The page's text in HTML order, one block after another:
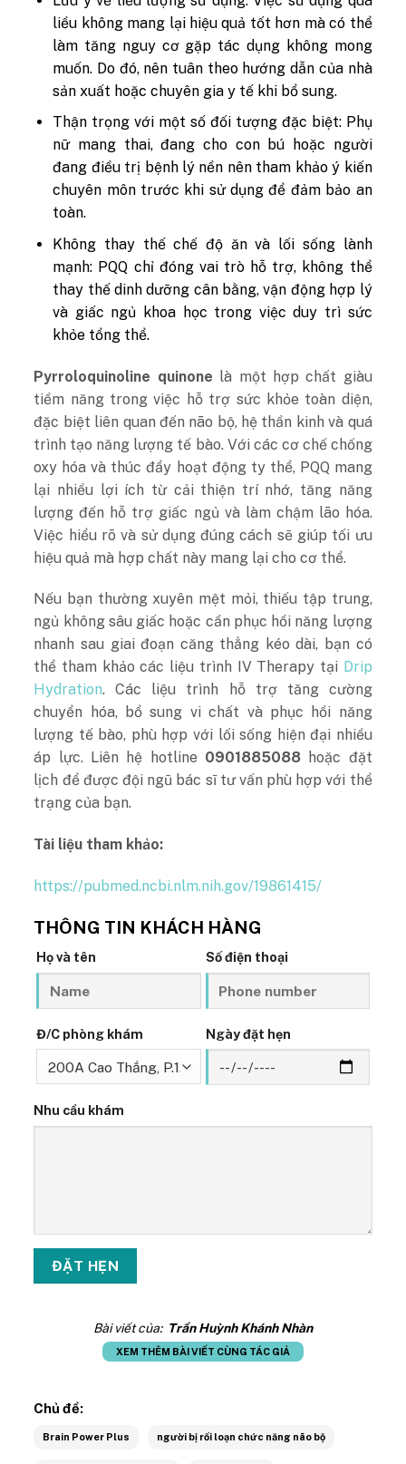
liều không mang lại hiệu quả tốt hơn mà có thể
làm tăng nguy cơ gặp tác dụng không mong
muốn. Do đó, nên tuân theo hướng dẫn của nhà
sản xuất hoặc chuyên gia y tế khi bổ sung.
Thận trọng với một số đối tượng đặc biệt:Phụ
nữ mang thai, đang cho con bú hoặc người
đang điều trị bệnh lý nền nên tham khảo ý kiến
chuyên môn trước khi sử dụng để đảm bảo an
toàn.
Không thay thế chế độ ăn và lối sống lành
mạnh: PQQ chỉ đóng vai trò hỗ trợ, không thể
thay thế dinh dưỡng cân bằng, vận động hợp lý
và giấc ngủ khoa học trong việc duy trì sức
khỏe tổng thể.
Pyrroloquinoline quinone là một hợp chất giàu
tiềm năng trong việc hỗ trợ sức khỏe toàn diện,
đặc biệt liên quan đến não bộ, hệ thần kinh và quá
trình tạo năng lượng tế bào. Với các cơ chế chống
oxy hóa và thúc đẩy hoạt động ty thể, PQQ mang
lại nhiều lợi ích từ cải thiện trí nhớ, tăng năng
lượng đến hỗ trợ giấc ngủ và làm chậm lão hóa.
Việc hiểu rõ và sử dụng đúng cách sẽ giúp tối ưu
hiệu quả mà hợp chất này mang lại cho cơ thể.
Nếu bạn thường xuyên mệt mỏi, thiếu tập trung,
ngủ không sâu giấc hoặc cần phục hồi năng lượng
nhanh sau giai đoạn căng thẳng kéo dài, bạn có
thể tham khảo các liệu trình IV Therapy tại Drip
Hydration. Các liệu trình hỗ trợ tăng cường
chuyển hóa, bổ sung vi chất và phục hồi năng
lượng tế bào, phù hợp với lối sống hiện đại nhiều
áp lực. Liên hệ hotline 0901885088hoặc đặt
lịch để được đội ngũ bác sĩ tư vấn phù hợp với thể
trạng của bạn.
Tài liệu tham khảo:
https://pubmed.ncbi.nlm.nih.gov/19861415/
THÔNG TIN KHÁCH HÀNG
Họ và tên Số điện thoại
Đ/C phòng khám Ngày đặt hẹn
Nhu cầu khám
Bài viết của: Trần Huỳnh Khánh Nhàn
XEM THÊM BÀI VIẾT CÙNG TÁC GIẢ
Chủ đề:
Brain Power Plus người bị rối loạn chức năng não bộ